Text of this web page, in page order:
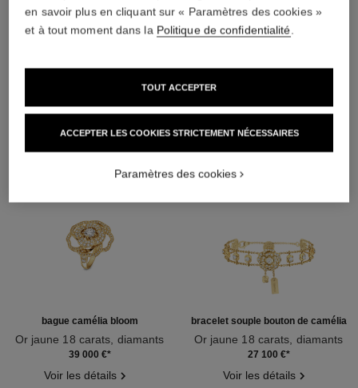
bague camélia bloom
Or jaune 18 carats, diamants
Réf. J1337239 000 €*
Voir les détails
bracelet souple bouton de camélia
Or jaune 18 carats, diamants
Réf. J1343627 100 €*
Voir les détails
en savoir plus en cliquant sur « Paramètres des cookies »
et à tout moment dans la Politique de confidentialité
ACCEPTER LES COOKIES STRICTEMENT NÉCESSAIRES
TOUT ACCEPTER
Paramètres des cookies